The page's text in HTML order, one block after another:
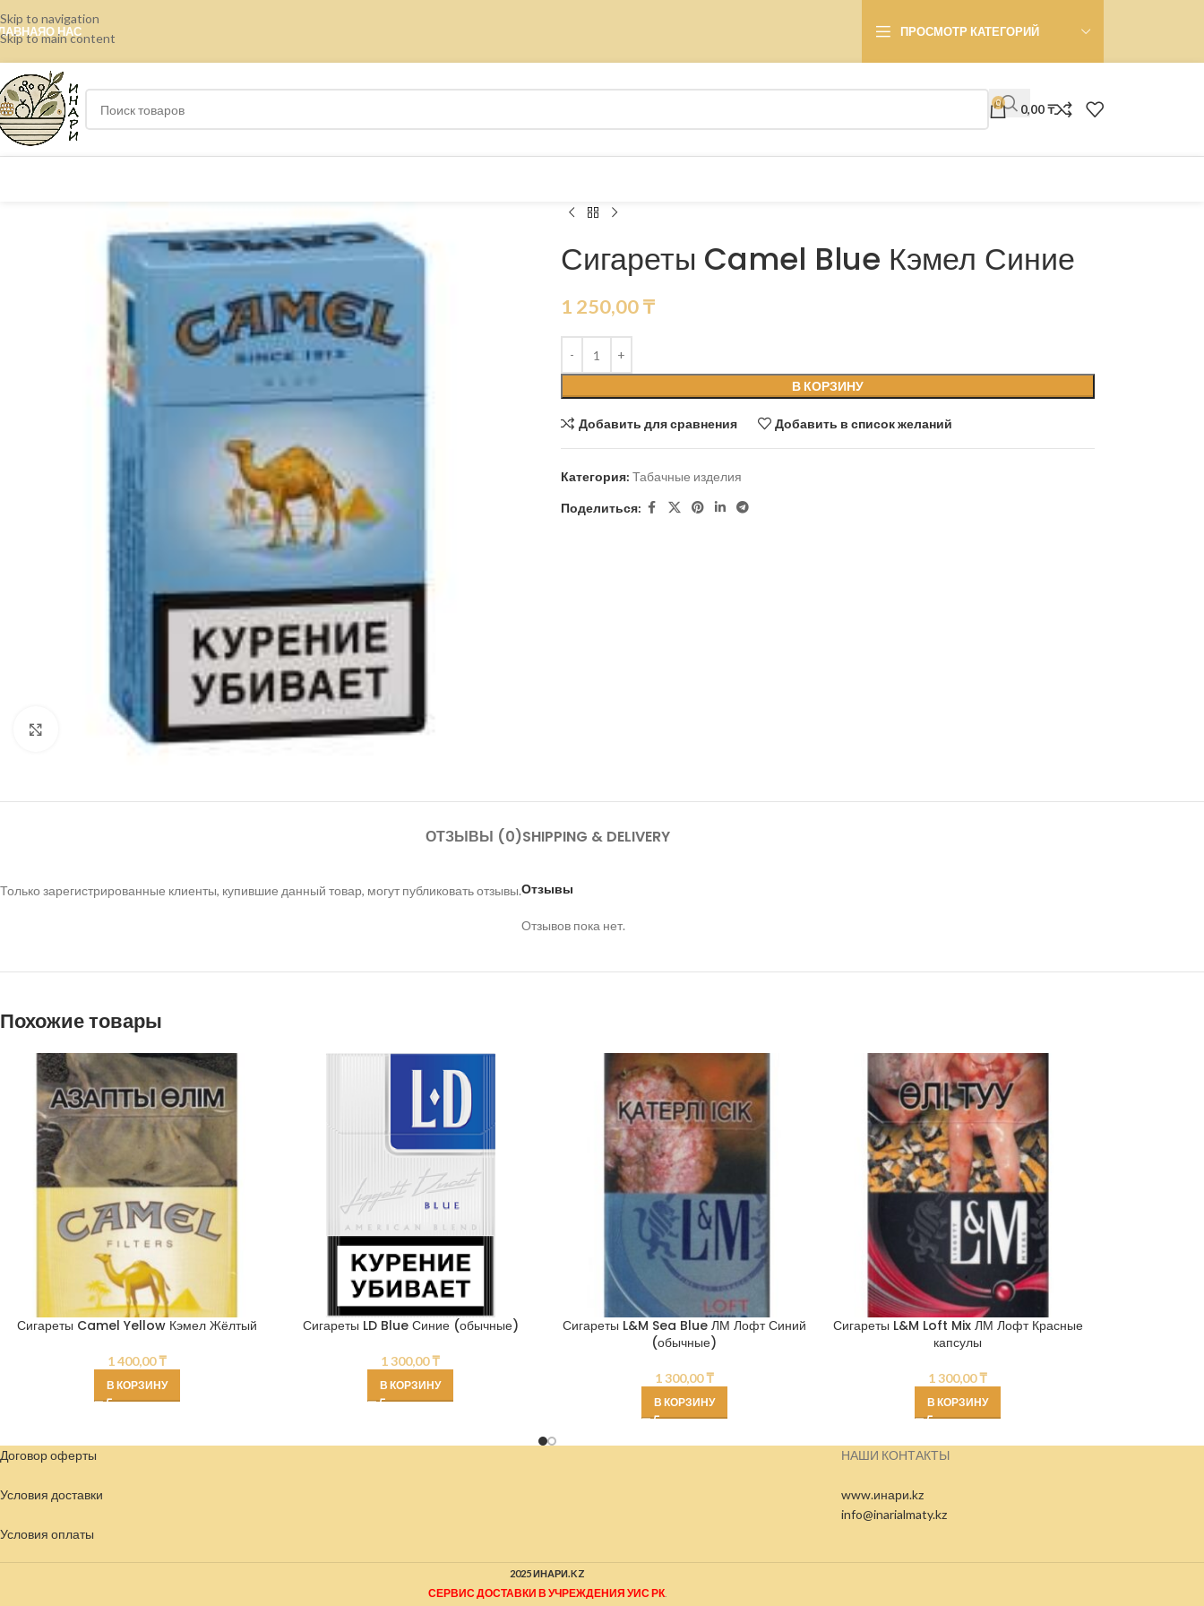
Skip to navigation
Skip to main content
О НАС ПРОСМОТР КАТЕГОРИЙ
0 0,00₸
Нажмите, чтобы увеличить
Сигареты Camel Blue Кэмел Синие
1 250,00₸
В КОРЗИНУ
Добавить для сравнения Добавить в список желаний
Категория: Табачные изделия
Поделиться:
ОТЗЫВЫ (0)SHIPPING & DELIVERY
Отзывы
Отзывов пока нет.
Только зарегистрированные клиенты, купившие данный товар, могут публиковать отзывы.
Похожие товары
Сигареты Camel Yellow Кэмел Жёлтый
1 400,00₸
В КОРЗИНУ
Сигареты LD Blue Синие (обычные)
1 300,00₸
В КОРЗИНУ
Сигареты L&M Sea Blue ЛМ Лофт Синий
(обычные)
1 300,00₸
В КОРЗИНУ
Сигареты L&M Loft Mix ЛМ Лофт Красные
капсулы
1 300,00₸
В КОРЗИНУ
Договор оферты
Условия доставки
Условия оплаты
НАШИ КОНТАКТЫ
www.инари.kz
info@inarialmaty.kz
2025 ИНАРИ.KZ
СЕРВИС ДОСТАВКИ В УЧРЕЖДЕНИЯ УИС РК